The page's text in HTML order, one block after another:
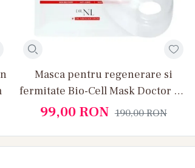
Masca pentru regenerare si
fermitate Bio-Cell Mask Doctor NL
- cutie 5 bucati
99,00 RON 190,00RON